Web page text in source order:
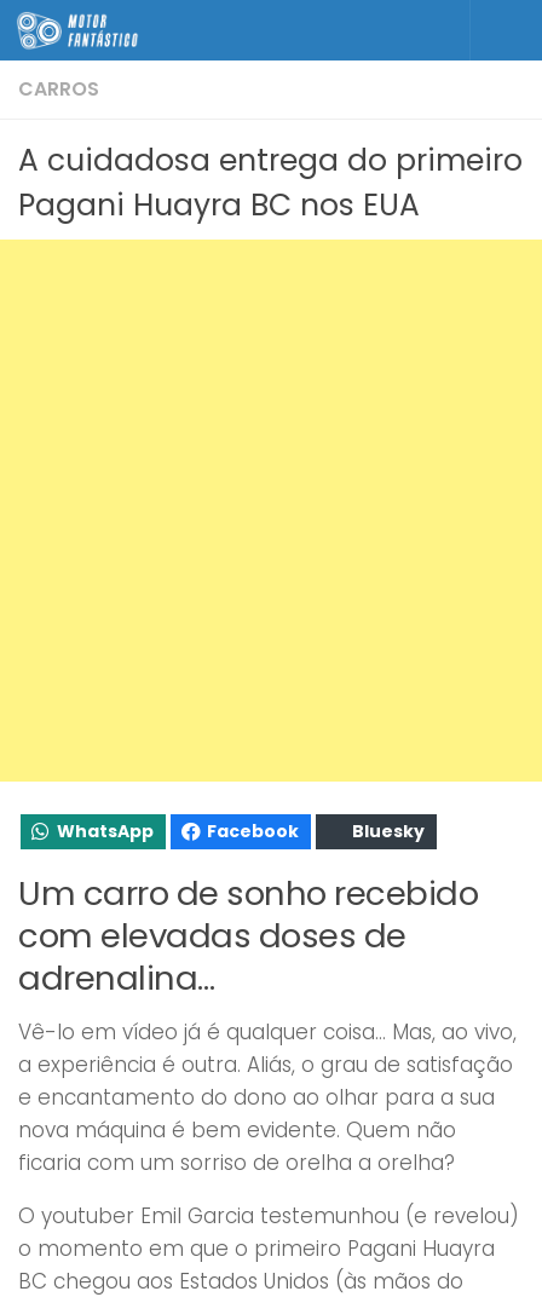
Skip to content
CARROS
A cuidadosa entrega do primeiro
Pagani Huayra BC nos EUA
WhatsApp Facebook Bluesky
Um carro de sonho recebido
com elevadas doses de
adrenalina…
Vê-lo em vídeo já é qualquer coisa… Mas, ao vivo,
a experiência é outra. Aliás, o grau de satisfação
e encantamento do dono ao olhar para a sua
nova máquina é bem evidente. Quem não
ficaria com um sorriso de orelha a orelha?
O youtuber Emil Garcia testemunhou (e revelou)
o momento em que o primeiro Pagani Huayra
BC chegou aos Estados Unidos (às mãos do